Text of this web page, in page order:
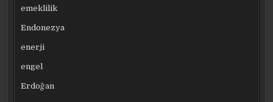
emeklilik
Endonezya
enerji
engel
Erdoğan